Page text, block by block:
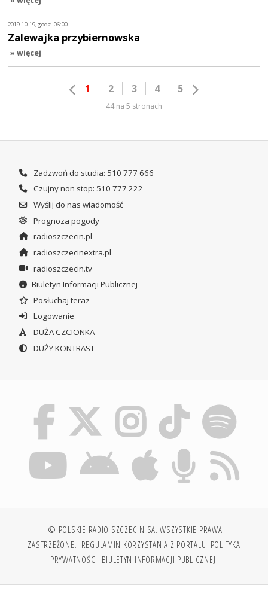
2019-10-19, godz. 06:00
Zalewajka przybiernowska
» więcej
1 2 3 4 5
44 na 5 stronach
Zadzwoń do studia: 510 777 666
Czujny non stop: 510 777 222
Wyślij do nas wiadomość
Prognoza pogody
radioszczecin.pl
radioszczecinextra.pl
radioszczecin.tv
Biuletyn Informacji Publicznej
Posłuchaj teraz
Logowanie
DUŻA CZCIONKA
DUŻY KONTRAST
© POLSKIE RADIO SZCZECIN SA. WSZYSTKIE PRAWA
ZASTRZEŻONE. REGULAMIN KORZYSTANIA Z PORTALU POLITYKA
PRYWATNOŚCI BIULETYN INFORMACJI PUBLICZNEJ